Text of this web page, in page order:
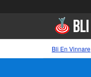
Bli En Vinnare